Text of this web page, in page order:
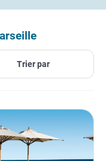
Trier par